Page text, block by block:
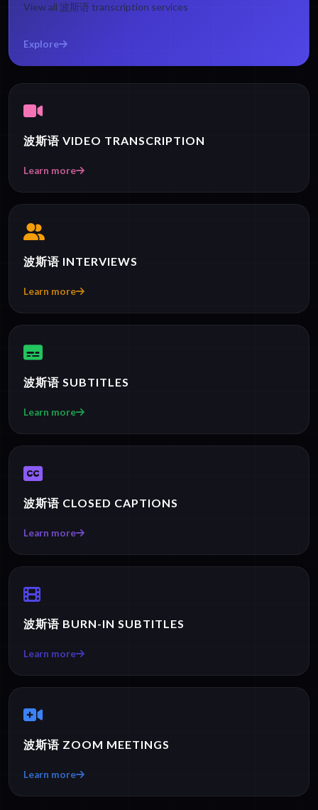
View all 波斯语 transcription services
Explore
波斯语 VIDEO TRANSCRIPTION
Learn more
波斯语 INTERVIEWS
Learn more
波斯语 SUBTITLES
Learn more
波斯语 CLOSED CAPTIONS
Learn more
波斯语 BURN-IN SUBTITLES
Learn more
波斯语 ZOOM MEETINGS
Learn more